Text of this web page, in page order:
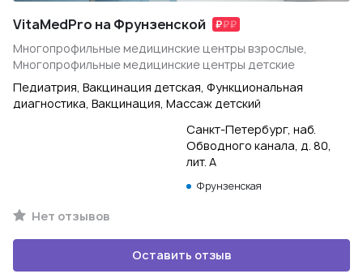
VitaMedPro на Фрунзенской
Многопрофильные медицинские центры взрослые,
Многопрофильные медицинские центры детские
Педиатрия, Вакцинация детская, Функциональная
диагностика, Вакцинация, Массаж детский
Санкт-Петербург, наб.
Обводного канала, д. 80,
лит. А
Фрунзенская
Нет отзывов
Оставить отзыв